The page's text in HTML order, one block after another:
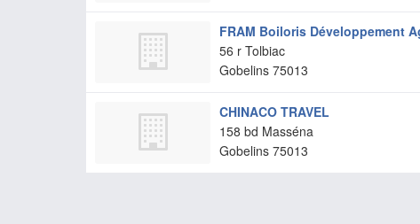
FRAM Boiloris Développement
56 r Tolbiac
Gobelins 75013
CHINACO TRAVEL
158 bd Masséna
Gobelins 75013